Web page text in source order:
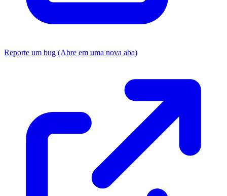
Reporte um bug (Abre em uma nova aba)